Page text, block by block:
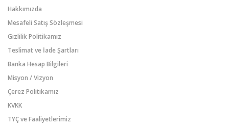
Hakkımızda
Mesafeli Satış Sözleşmesi
Gizlilik Politikamız
Teslimat ve İade Şartları
Banka Hesap Bilgileri
Misyon / Vizyon
Çerez Politikamız
KVKK
TYÇ ve Faaliyetlerimiz